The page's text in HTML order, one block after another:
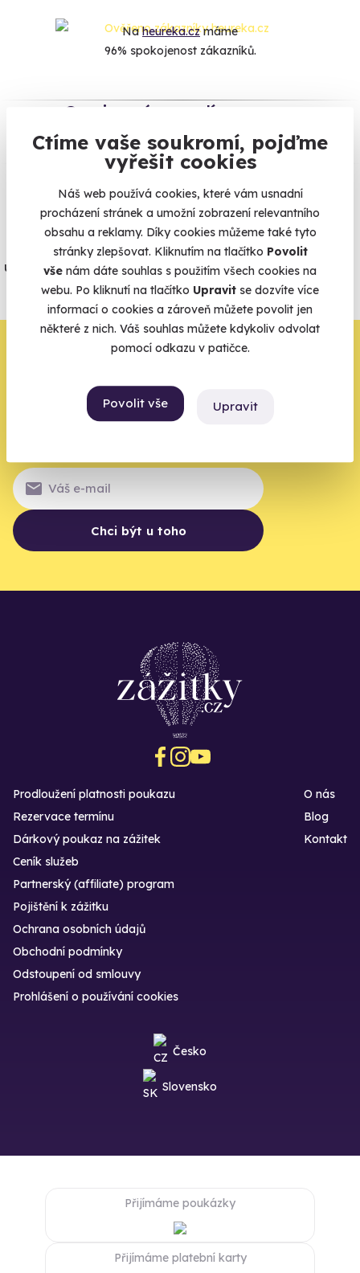
Ctíme vaše soukromí, pojďme
vyřešit cookies
Náš web používá cookies, které vám usnadní
procházení stránek a umožní zobrazení relevantního
obsahu a reklamy. Díky cookies můžeme také tyto
stránky zlepšovat. Kliknutím na tlačítko Povolit
vše nám dáte souhlas s použitím všech cookies na
webu. Po kliknutí na tlačítko Upravit se dozvíte více
informací o cookies a zároveň můžete povolit jen
některé z nich. Váš souhlas můžete kdykoliv odvolat
pomocí odkazu v patičce.
Povolit vše Upravit
Naheureka.czmáme
96% spokojenost zákazníků.
Co si o nás myslí
Zobraz ohlasy
Vše umíme pojistit
Jeden nikdy neví. Máme nejvyšší
úrazové pojištění z nabídky zážitkových
agentur.
Vše o pojištění
Zbývá jeden krok,
zbytek zařídíme my
Váš e-mail je vstupenka do světa, kde se žije naplno. Pojďte
Chci být u toho
Prodloužení platnosti poukazu
Rezervace termínu
Dárkový poukaz na zážitek
O nás
Blog
Kontakt
Ceník služeb
Partnerský (affiliate) program
Pojištění k zážitku
Ochrana osobních údajů
Obchodní podmínky
Odstoupení od smlouvy
Prohlášení o používání cookies
Česko
Slovensko
Přijímáme poukázky
Přijímáme platební karty